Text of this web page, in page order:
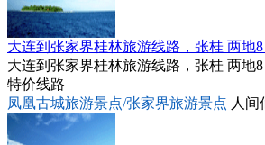
大连到张家界桂林旅游线路，张桂 两地
大连到张家界桂林旅游线路，张桂 两地
特价线路
凤凰古城旅游景点/张家界旅游景点 人间